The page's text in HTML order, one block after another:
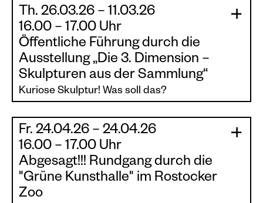
Th. 26.03.26 – 11.03.26
16.00 – 17.00 Uhr
Öffentliche Führung durch die
Ausstellung „Die 3. Dimension –
Skulpturen aus der Sammlung“
|
|
Kuriose Skulptur! Was soll das?
Wir widmen uns in dieser Führung kuriosen
Kunstwerken der Skulpturensammlung. Hierzu
werden Fragen aufgeworfen. Fragen, die häufig
nur gedacht werden – Fragen, die man meist
nicht zu stellen wagt – Fragen, die aber wichtig
sind, um zu verstehen.
Fr. 24.04.26 – 24.04.26
16.00 – 17.00 Uhr
Abgesagt!!! Rundgang durch die
"Grüne Kunsthalle" im Rostocker
Zoo
|
|